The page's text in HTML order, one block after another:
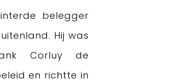
belegger
Hij was
Corluy de
en richtte in